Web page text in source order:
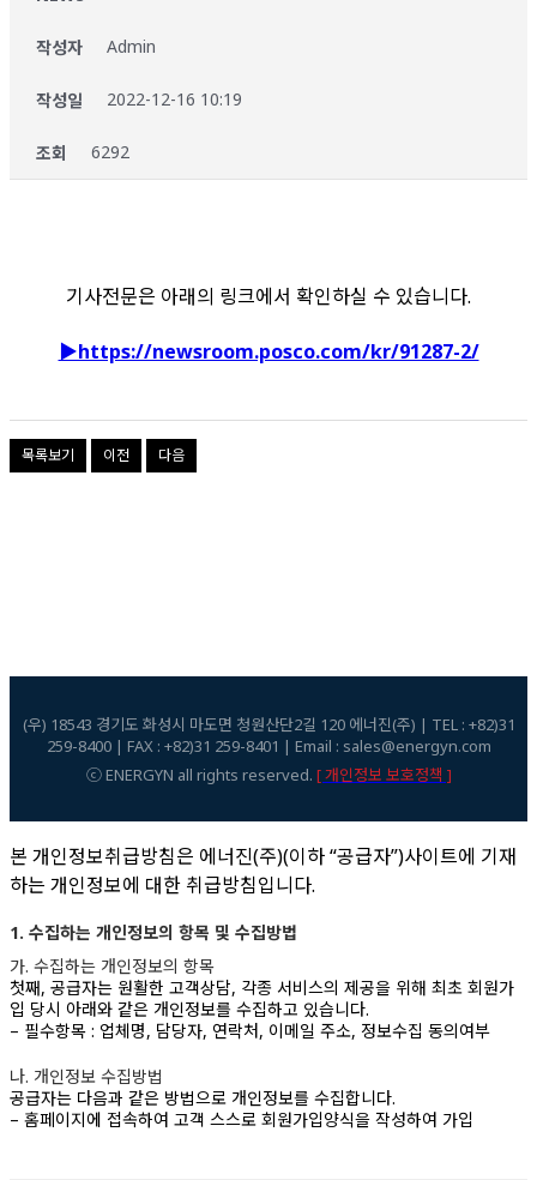
작성자 Admin
작성일 2022-12-16 10:19
조회 6292
기사전문은 아래의 링크에서 확인하실 수 있습니다.
▶https://newsroom.posco.com/kr/91287-2/
목록보기 이전 다음
(우) 18543 경기도 화성시 마도면 청원산단2길 120 에너진(주) | TEL : +82)31
259-8400 | FAX : +82)31 259-8401 | Email : sales@energyn.com
ⓒ ENERGYN all rights reserved. [ 개인정보 보호정책 ]
본 개인정보취급방침은 에너진(주)(이하 “공급자”)사이트에 기재
하는 개인정보에 대한 취급방침입니다.
1. 수집하는 개인정보의 항목 및 수집방법
가. 수집하는 개인정보의 항목
첫째, 공급자는 원활한 고객상담, 각종 서비스의 제공을 위해 최초 회원가
입 당시 아래와 같은 개인정보를 수집하고 있습니다.
– 필수항목 : 업체명, 담당자, 연락처, 이메일 주소, 정보수집 동의여부
나. 개인정보 수집방법
공급자는 다음과 같은 방법으로 개인정보를 수집합니다.
– 홈페이지에 접속하여 고객 스스로 회원가입양식을 작성하여 가입